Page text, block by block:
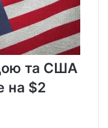
та США
на $2